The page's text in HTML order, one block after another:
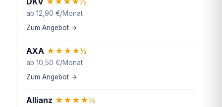
ab 12,90 €/Monat
Zum Angebot →
AXA ★ ★ ★ ★½
ab 10,50 €/Monat
Zum Angebot →
Allianz ★ ★ ★ ★½